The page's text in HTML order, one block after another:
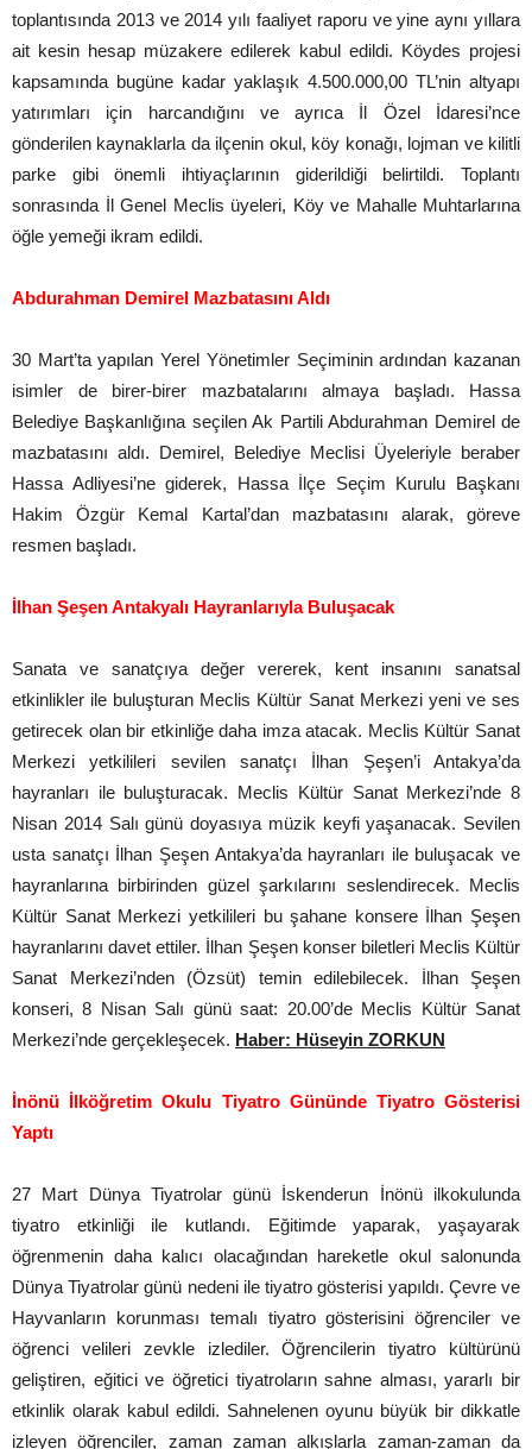
toplantısında 2013 ve 2014 yılı faaliyet raporu ve yine aynı yıllara
ait kesin hesap müzakere edilerek kabul edildi. Köydes projesi
kapsamında bugüne kadar yaklaşık 4.500.000,00 TL’nin altyapı
yatırımları için harcandığını ve ayrıca İl Özel İdaresi’nce
gönderilen kaynaklarla da ilçenin okul, köy konağı, lojman ve kilitli
parke gibi önemli ihtiyaçlarının giderildiği belirtildi. Toplantı
sonrasında İl Genel Meclis üyeleri, Köy ve Mahalle Muhtarlarına
öğle yemeği ikram edildi.
Abdurahman Demirel Mazbatasını Aldı
30 Mart’ta yapılan Yerel Yönetimler Seçiminin ardından kazanan
isimler de birer-birer mazbatalarını almaya başladı. Hassa
Belediye Başkanlığına seçilen Ak Partili Abdurahman Demirel de
mazbatasını aldı. Demirel, Belediye Meclisi Üyeleriyle beraber
Hassa Adliyesi’ne giderek, Hassa İlçe Seçim Kurulu Başkanı
Hakim Özgür Kemal Kartal’dan mazbatasını alarak, göreve
resmen başladı.
İlhan Şeşen Antakyalı Hayranlarıyla Buluşacak
Sanata ve sanatçıya değer vererek, kent insanını sanatsal
etkinlikler ile buluşturan Meclis Kültür Sanat Merkezi yeni ve ses
getirecek olan bir etkinliğe daha imza atacak. Meclis Kültür Sanat
Merkezi yetkilileri sevilen sanatçı İlhan Şeşen’i Antakya’da
hayranları ile buluşturacak. Meclis Kültür Sanat Merkezi’nde 8
Nisan 2014 Salı günü doyasıya müzik keyfi yaşanacak. Sevilen
usta sanatçı İlhan Şeşen Antakya’da hayranları ile buluşacak ve
hayranlarına birbirinden güzel şarkılarını seslendirecek. Meclis
Kültür Sanat Merkezi yetkilileri bu şahane konsere İlhan Şeşen
hayranlarını davet ettiler. İlhan Şeşen konser biletleri Meclis Kültür
Sanat Merkezi’nden (Özsüt) temin edilebilecek. İlhan Şeşen
konseri, 8 Nisan Salı günü saat: 20.00’de Meclis Kültür Sanat
Merkezi’nde gerçekleşecek. Haber: Hüseyin ZORKUN
İnönü İlköğretim Okulu Tiyatro Gününde Tiyatro Gösterisi
Yaptı
27 Mart Dünya Tiyatrolar günü İskenderun İnönü ilkokulunda
tiyatro etkinliği ile kutlandı. Eğitimde yaparak, yaşayarak
öğrenmenin daha kalıcı olacağından hareketle okul salonunda
Dünya Tiyatrolar günü nedeni ile tiyatro gösterisi yapıldı. Çevre ve
Hayvanların korunması temalı tiyatro gösterisini öğrenciler ve
öğrenci velileri zevkle izlediler. Öğrencilerin tiyatro kültürünü
geliştiren, eğitici ve öğretici tiyatroların sahne alması, yararlı bir
etkinlik olarak kabul edildi. Sahnelenen oyunu büyük bir dikkatle
izleyen öğrenciler, zaman zaman alkışlarla zaman-zaman da